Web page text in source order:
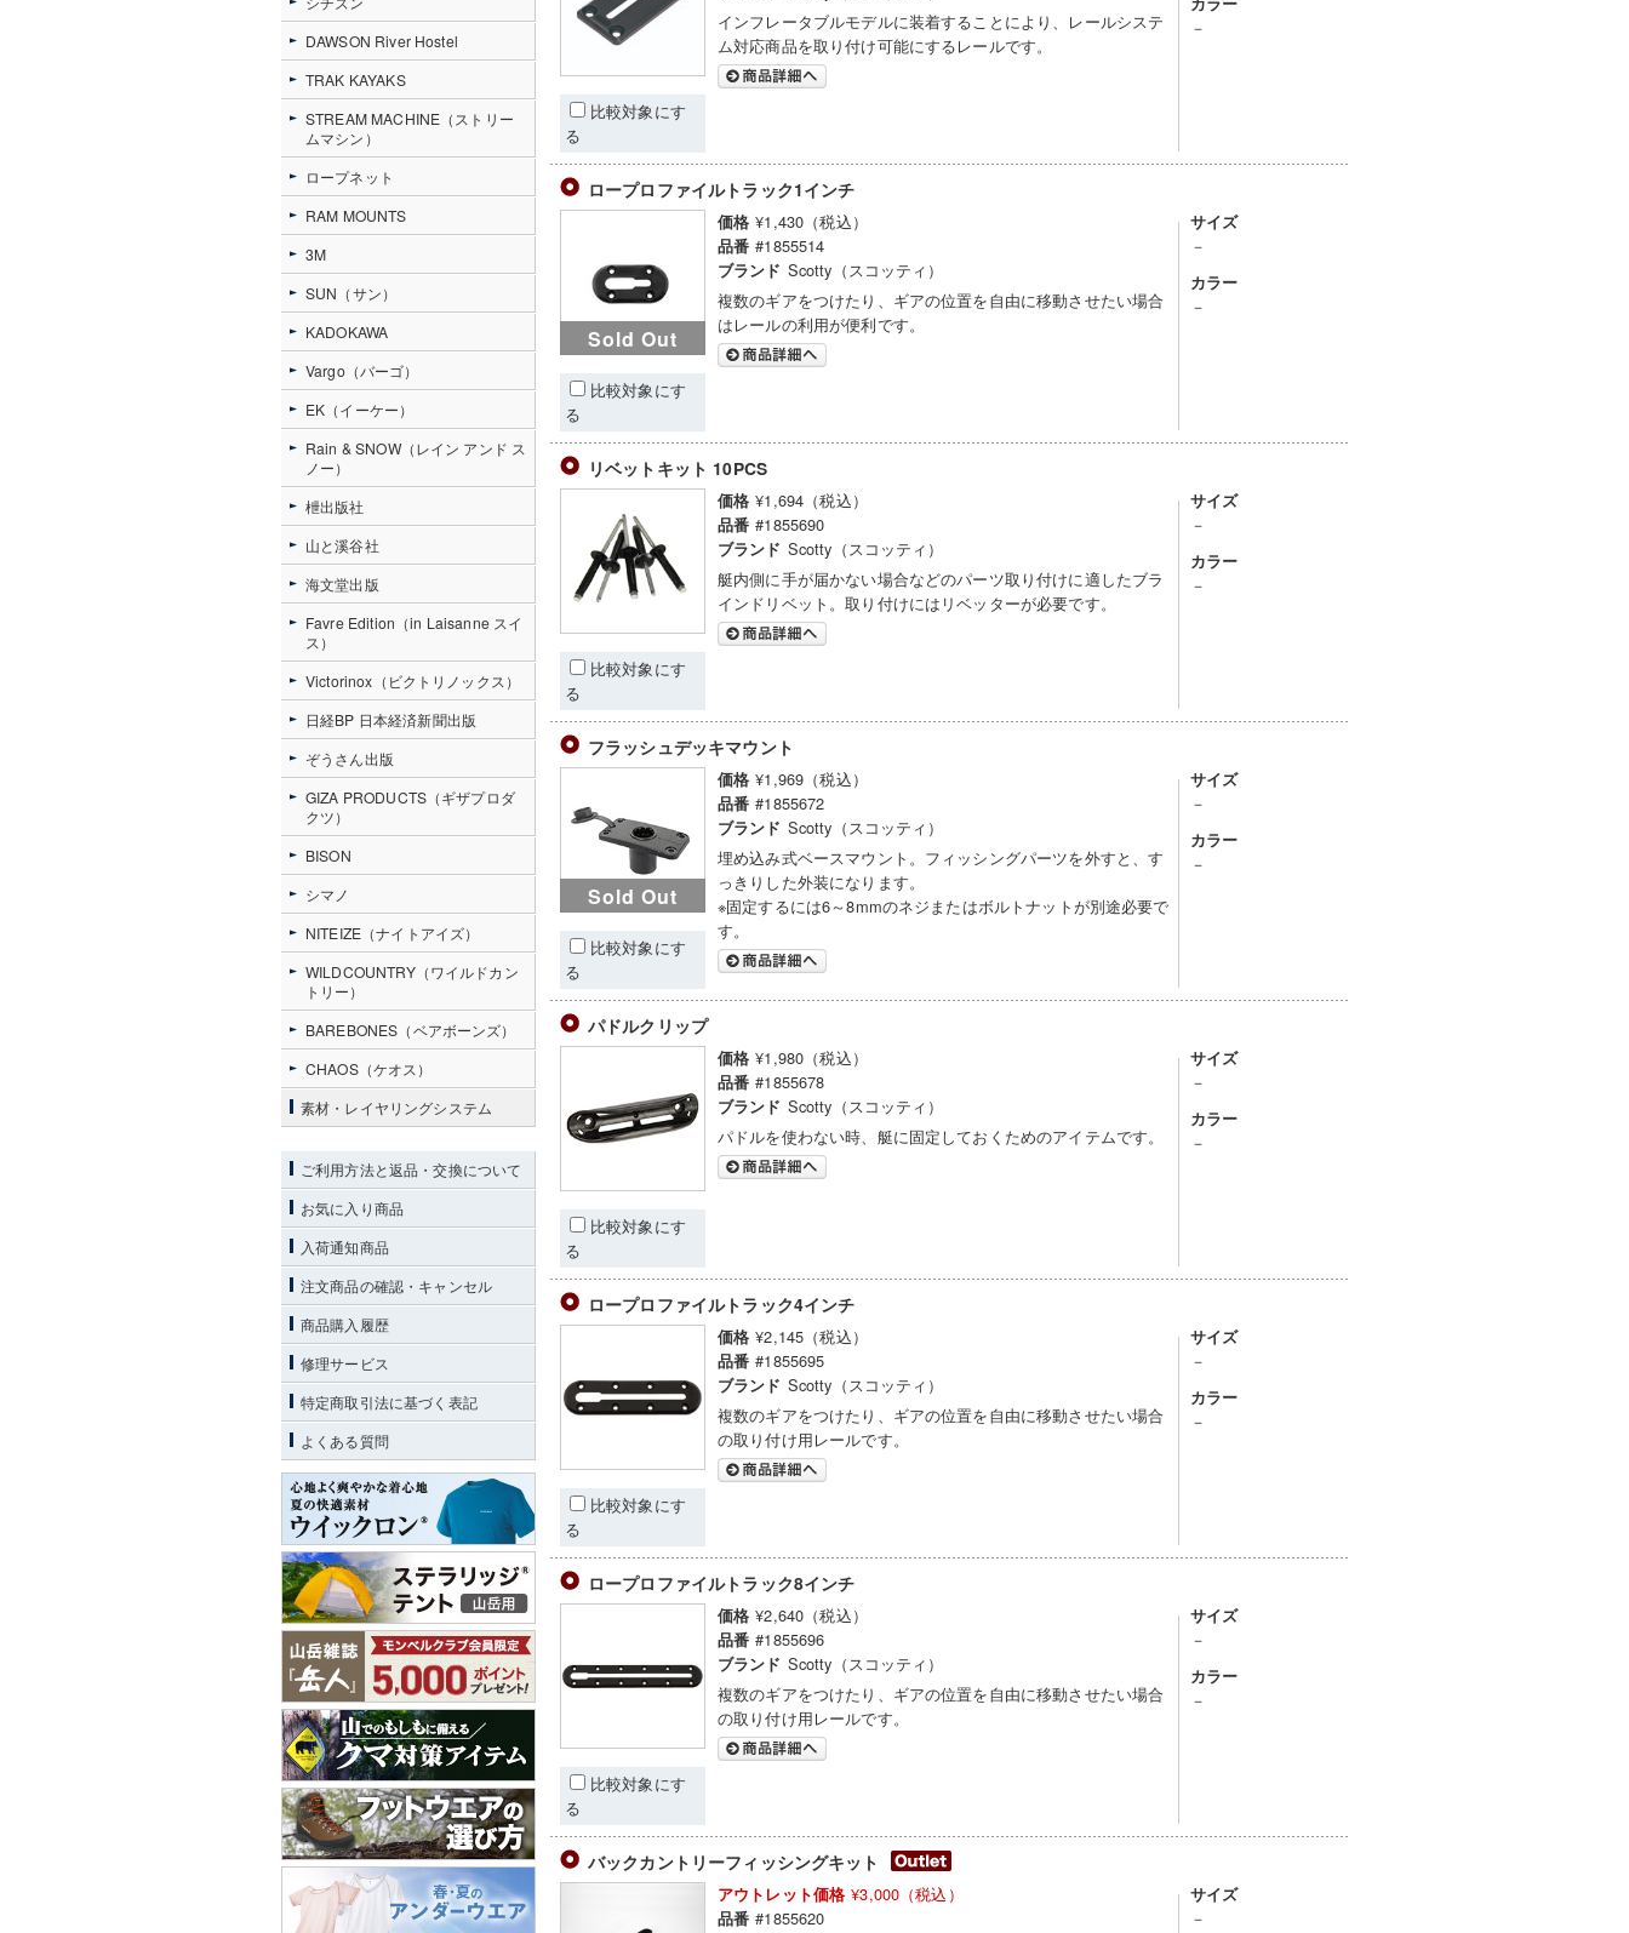
比較対象にす
る
インフレータブルモデルに装着することにより、レールシステ
ム対応商品を取り付け可能にするレールです。
－
ロープロファイルトラック1インチ
Sold Out
比較対象にす
る
価格 ¥1,430（税込）
品番 #1855514
ブランド Scotty（スコッティ）
複数のギアをつけたり、ギアの位置を自由に移動させたい場合
はレールの利用が便利です。
サイズ
－
カラー
－
リベットキット 10PCS
比較対象にす
る
価格 ¥1,694（税込）
品番 #1855690
ブランド Scotty（スコッティ）
艇内側に手が届かない場合などのパーツ取り付けに適したブラ
インドリベット。取り付けにはリベッターが必要です。
サイズ
－
カラー
－
フラッシュデッキマウント
Sold Out
比較対象にす
る
価格 ¥1,969（税込）
品番 #1855672
ブランド Scotty（スコッティ）
埋め込み式ベースマウント。フィッシングパーツを外すと、す
っきりした外装になります。
※固定するには6～8mmのネジまたはボルトナットが別途必要で
す。
サイズ
－
カラー
－
パドルクリップ
比較対象にす
る
価格 ¥1,980（税込）
品番 #1855678
ブランド Scotty（スコッティ）
パドルを使わない時、艇に固定しておくためのアイテムです。
サイズ
－
カラー
－
ロープロファイルトラック4インチ
比較対象にす
る
価格 ¥2,145（税込）
品番 #1855695
ブランド Scotty（スコッティ）
複数のギアをつけたり、ギアの位置を自由に移動させたい場合
の取り付け用レールです。
サイズ
－
カラー
－
ロープロファイルトラック8インチ
比較対象にす
る
価格 ¥2,640（税込）
品番 #1855696
ブランド Scotty（スコッティ）
複数のギアをつけたり、ギアの位置を自由に移動させたい場合
の取り付け用レールです。
サイズ
－
カラー
－
バックカントリーフィッシングキット
アウトレット価格 ¥3,000（税込）
品番 #1855620
サイズ
－
DAWSON River Hostel
TRAK KAYAKS
STREAM MACHINE（ストリー
ムマシン）
ロープネット
RAM MOUNTS
3M
SUN（サン）
KADOKAWA
Vargo（バーゴ）
EK（イーケー）
Rain & SNOW（レイン アンド ス
ノー）
枻出版社
山と溪谷社
海文堂出版
Favre Edition（in Laisanne スイ
ス）
Victorinox（ビクトリノックス）
日経BP 日本経済新聞出版
ぞうさん出版
GIZA PRODUCTS（ギザプロダ
クツ）
BISON
シマノ
NITEIZE（ナイトアイズ）
WILDCOUNTRY（ワイルドカン
トリー）
BAREBONES（ベアボーンズ）
CHAOS（ケオス）
素材・レイヤリングシステム
ご利用方法と返品・交換について
お気に入り商品
入荷通知商品
注文商品の確認・キャンセル
商品購入履歴
修理サービス
特定商取引法に基づく表記
よくある質問